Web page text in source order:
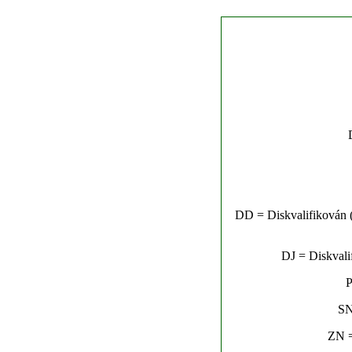
DD = Diskvalifikován
DJ =
ZN